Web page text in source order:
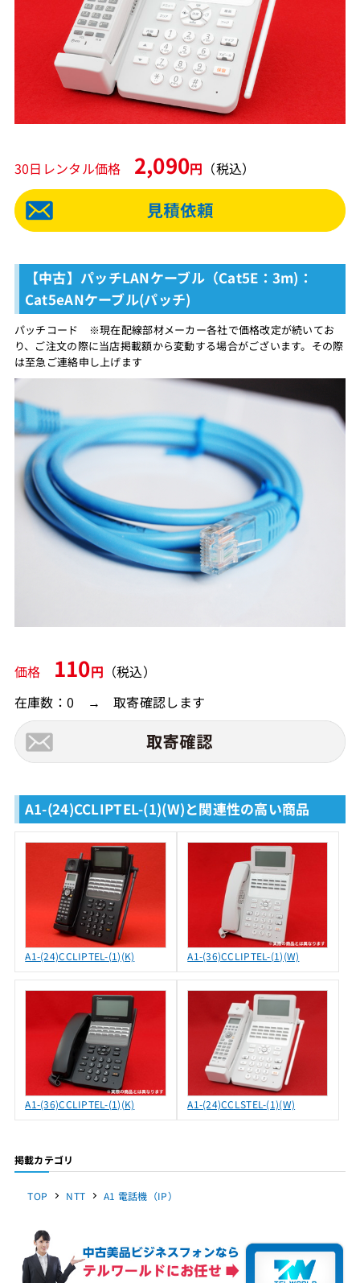
30日レンタル価格 2,090円 （税込）
【中古】パッチLANケーブル（Cat5E：3m)：
Cat5eANケーブル(パッチ)
パッチコード ※現在配線部材メーカー各社で価格改定が続いてお
り、ご注文の際に当店掲載額から変動する場合がございます。その際
は至急ご連絡申し上げます
価格 110円 （税込）
在庫数：0 → 取寄確認します
A1-(24)CCLIPTEL-(1)(W)と関連性の高い商品
A1-(24)CCLIPTEL-(1)(K) A1-(36)CCLIPTEL-(1)(W)
A1-(36)CCLIPTEL-(1)(K) A1-(24)CCLSTEL-(1)(W)
掲載カテゴリ
TOP NTT A1 電話機（IP）